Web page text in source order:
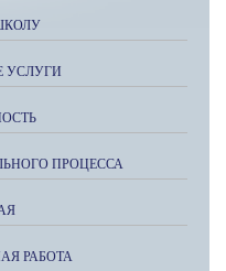
УСЛУГИ
ПРОЦЕССА
РАБОТА